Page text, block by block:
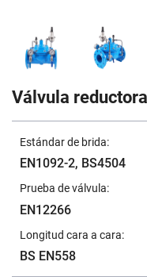
Válvula
Estándar de brida:
EN1092-2, BS4504
Prueba de válvula:
EN12266
Longitud cara a cara:
BS EN558